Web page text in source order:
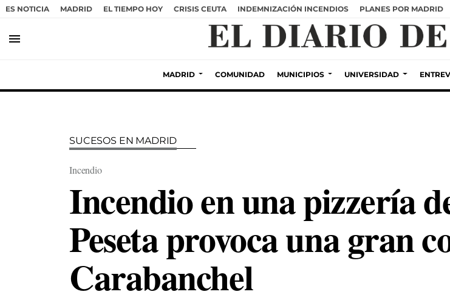
ES NOTICIA MADRID EL TIEMPO HOY CRISIS CEUTA INDEMNIZACIÓN INCENDIOS PLANES POR MADRID
menu
MADRID COMUNIDAD MUNICIPIOS UNIVERSIDAD
SUCESOS EN MADRID
Incendio
Incendio en una pizzería
Peseta provoca una gran
Carabanchel